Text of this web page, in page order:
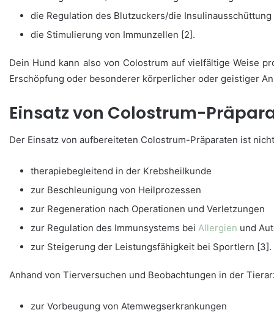
die Regulation des Blutzuckers/die Insulinausschüttung
die Stimulierung von Immunzellen [2].
Dein Hund kann also von Colostrum auf vielfältige Weise
Erschöpfung oder besonderer körperlicher oder geistiger
Einsatz von Colostrum-
Der Einsatz von aufbereiteten Colostrum-Präparaten ist
therapiebegleitend in der Krebsheilkunde
zur Beschleunigung von Heilprozessen
zur Regeneration nach Operationen und Verletzungen
zur Regulation des Immunsystems bei Allergien und
zur Steigerung der Leistungsfähigkeit bei Sportlern [3].
Anhand von Tierversuchen und Beobachtungen in der
zur Vorbeugung von Atemwegserkrankungen